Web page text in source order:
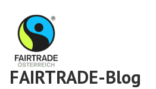
Inhalt
springen
FAIRTRADE-Blog